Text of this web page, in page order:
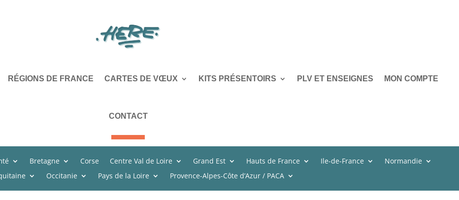
RÉGIONS DE FRANCE CARTES DE VŒUX KITS PRÉSENTOIRS PLV ET ENSEIGNES MON COMPTE
CONTACT
Bretagne Corse Centre Val de Loire Grand Est Hauts de France Ile-de-France
Normandie
Occitanie Pays de la Loire Provence-Alpes-Côte d’Azur / PACA